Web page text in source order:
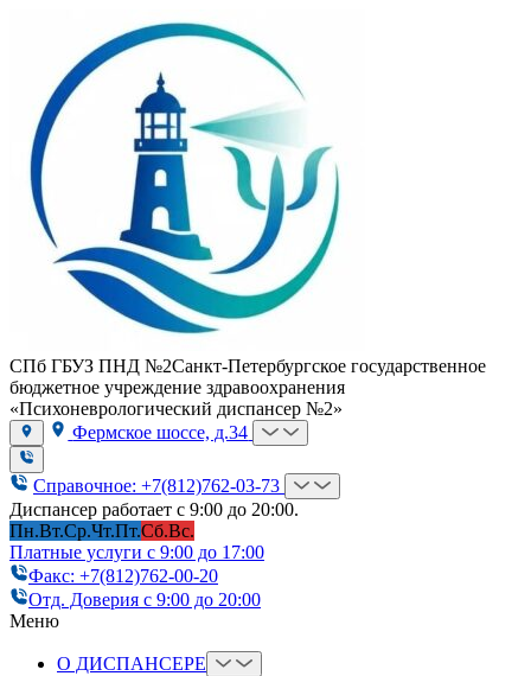
СПб ГБУЗ ПНД №2Санкт-Петербургское государственное
бюджетное учреждение здравоохранения
«Психоневрологический диспансер №2»
Фермское шоссе, д.34
Справочное: +7(812)762-03-73
Диспансер работает с 9:00 до 20:00.
Пн.Вт.Ср.Чт.Пт.Сб.Вс.
Платные услуги с 9:00 до 17:00
Факс: +7(812)762-00-20
Отд. Доверия с 9:00 до 20:00
Меню
О ДИСПАНСЕРЕ